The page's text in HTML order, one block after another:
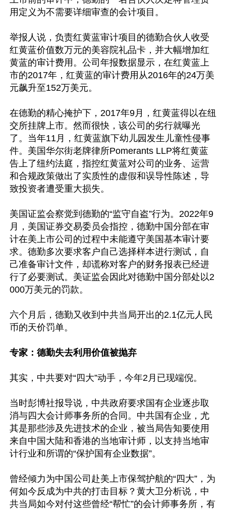
用定义为不需要详细审查的会计项目。
举报人说，负责红黄蓝审计项目的德勤合伙人收受
红黄蓝价值数万元的美容院礼品卡，并大幅增加红
黄蓝的审计费用。公司年报数据显示，在红黄蓝上
市的2017年，红黄蓝的审计费用从2016年的24万美
元飙升至152万美元。
在德勤的精心掩护下，2017年9月，红黄蓝得以在纽
交所挂牌上市。然而很快，该公司的劣行就曝光
了。当年11月，红黄蓝旗下幼儿园发生儿童性侵事
件。美国华尔街老牌律所Pomerants LLP将红黄蓝
告上了纽约法庭，指控红黄蓝对公司的业务、运营
和合规政策做出了实质性的虚假和误导性陈述，导
致投资者遭受重大损失。
美国证监会察觉到德勤的“监守自盗”行为。2022年9
月，美国证券交易委员会指控，德勤中国分部在审
计在美上市公司的过程中未能遵守美国基本审计要
求。德勤多次要求客户自己选择样本进行测试，自
己准备审计文件，却谎称对客户的财务报表已经进
行了必要测试。美证监会因此对德勤中国分部处以2
000万美元的罚款。
六个月后，德勤又收到中共当局开出的2.1亿元人民
币的天价罚单。
专家：德勤失去利用价值被抛弃
其实，中共要对“四大”动手，今年2月已现端倪。
当时彭博社报导说，中共政府要求国有企业逐步取
消与四大会计师事务所的合同。中共国有企业，尤
其是那些涉及先进技术的企业，被当局告知要使用
来自中国大陆和香港的当地审计师，以支持当地审
计行业和所谓的“保护国有企业数据”。
曾经倾力为中国公司赴美上市保驾护航的“四大”，为
何如今反成为中共的打击目标？黄大卫分析说，中
共当局如今对付这些曾经“帮忙”的会计师事务所，有